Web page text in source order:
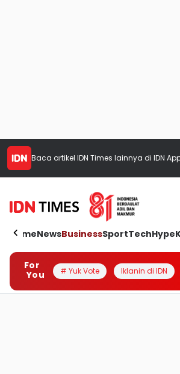
Baca artikel IDN Times lainnya di IDN
HomeNewsBusinessSportTechHype
For
You
# Yuk Vote Iklanin di IDN